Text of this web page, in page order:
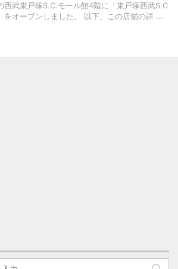
西武東戸塚S.C.モール館4階に「東戸塚西武S.C
をオープンしました。 以下、この店舗の詳 ...